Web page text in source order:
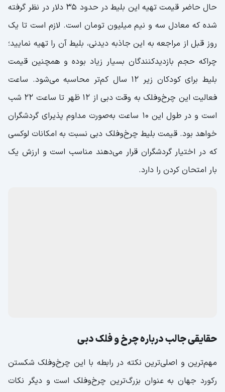
حال حاضر قیمت تهیه این بلیط در حدود ۳۵ دلار در نظر گرفته
شده که معادل سه و نیم میلیون تومان است. لازم است تا یک
روز قبل از مراجعه به این جاذبه دیدنی، بلیط آن را تهیه نمایید؛
چراکه حجم بازدید‌کنندگان بسیار زیاد بوده و همچنین قیمت
بلیط برای کودکان زیر ۱۲ سال کم‌تر محاسبه می‌شود. ساعت
فعالیت این چرخ‌وفلک به وقت دبی از ۱۲ ظهر تا ساعت ۲۲ شب
است و در طول این ۱۰ ساعت به‌صورت مداوم پذیرای گردشگران
خواهد بود. قیمت بلیط چرخ‌وفلک دبی نسبت به امکانات لوکسی
که در اختیار گردشگران قرار می‌دهند مناسب است و ارزش یک
بار امتحان کردن را دارد.
حقایقی جالب درباره چرخ و فلک دبی
مهم‌ترین و اصلی‌ترین نکته در رابطه با این چرخ‌وفلک شکستن
رکورد جهان به عنوان بزرگ‌ترین چرخ‌وفلک است و دیگر نکات